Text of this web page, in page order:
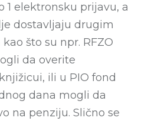
1 elektronsku prijavu, a
dostavljaju drugim
što su npr. RFZO
da overite
ili u PIO fond
dana mogli da
na penziju. Slično se